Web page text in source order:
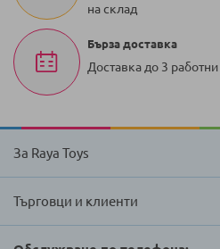
на склад
Бърза доставка
Доставка до 3
За Raya Toys
Търговци и клиенти